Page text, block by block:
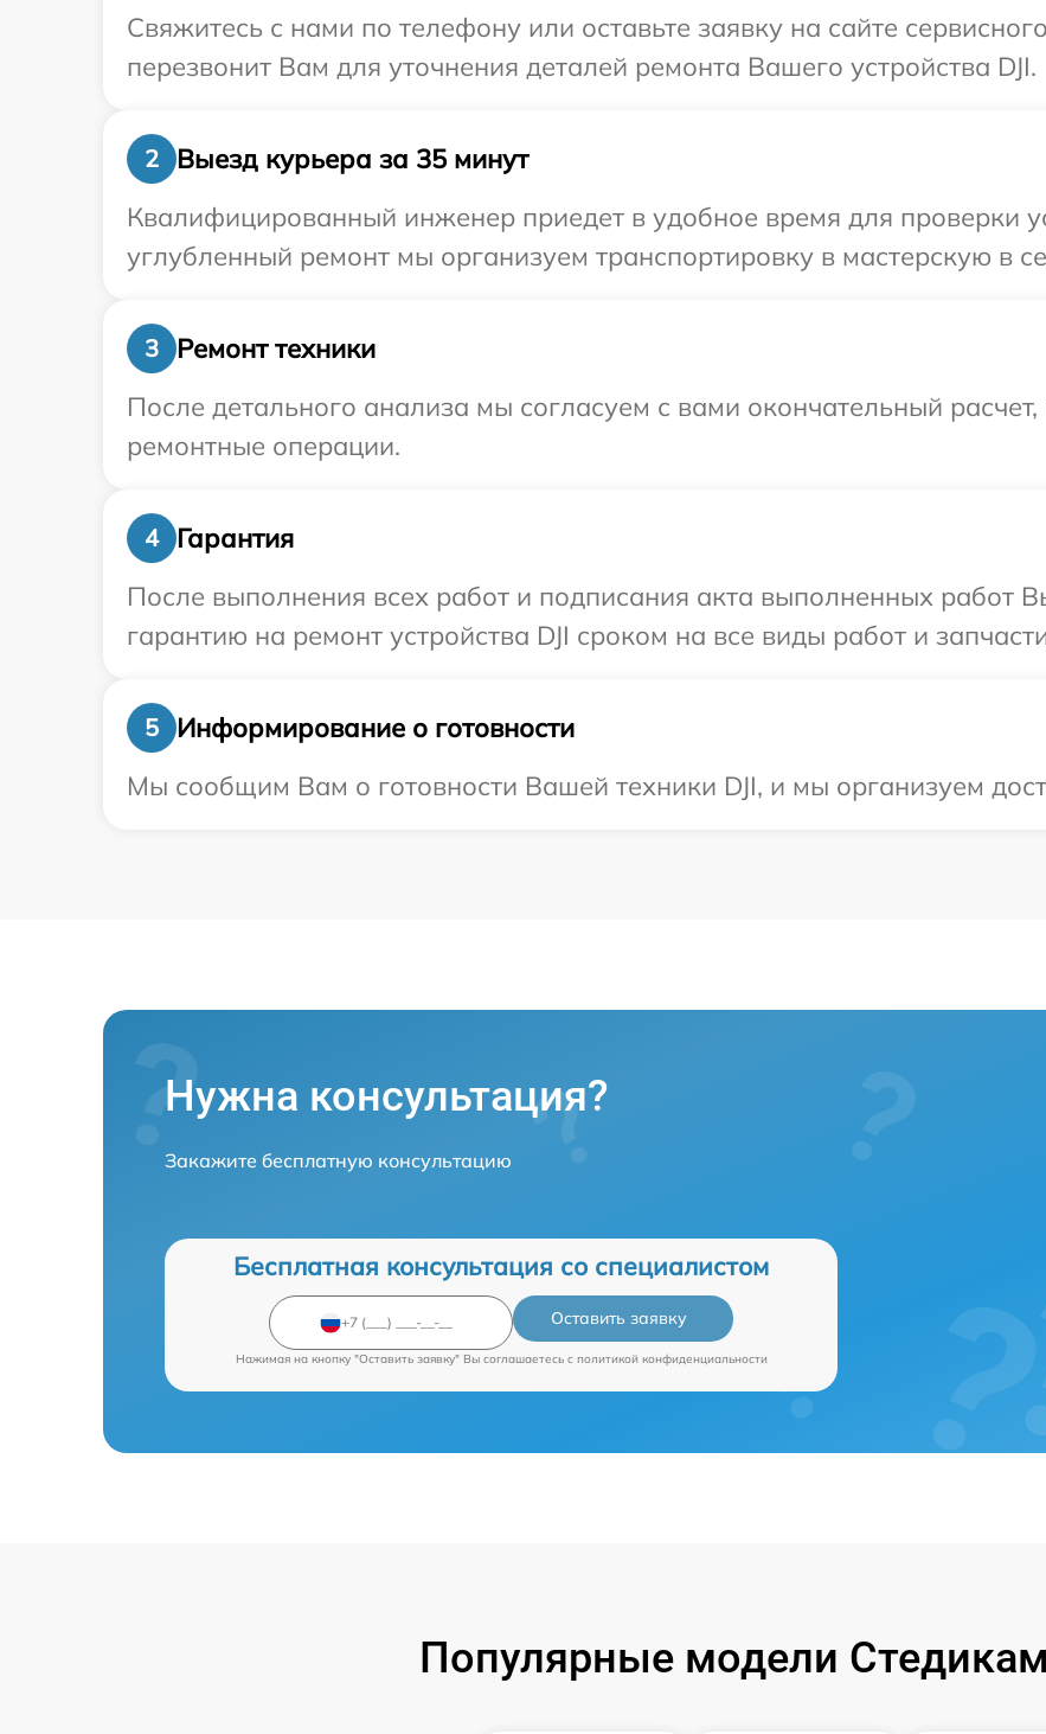
Свяжитесь с нами по телефону или оставьте заявку на сайте
перезвонит Вам для уточнения деталей ремонта Вашего устройства DJI.
2
Выезд курьера за 35 минут
Квалифицированный инженер приедет в удобное время для проверки
углубленный ремонт мы организуем транспортировку в мастерскую в
3
Ремонт техники
После детального анализа мы согласуем с вами окончательный
ремонтные операции.
4
Гарантия
После выполнения всех работ и подписания акта выполненных работ
гарантию на ремонт устройства DJI сроком на все виды работ и
5
Информирование о готовности
Мы сообщим Вам о готовности Вашей техники DJI, и мы организуем
Нужна консультация?
Закажите бесплатную консультацию
Бесплатная консультация со специалистом
Оставить заявку
Нажимая на кнопку "Оставить заявку" Вы соглашаетесь c политикой конфиденциальности
Популярные модели